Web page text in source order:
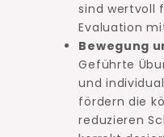
sind wertvoll
Evaluation
Bewegung
Geführte
und
fördern die
reduzieren